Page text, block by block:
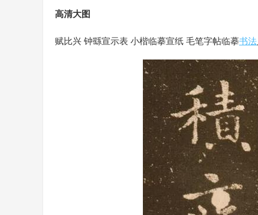
高清大图
赋比兴 钟繇宣示表 小楷临摹宣纸 毛笔字帖临摹书法